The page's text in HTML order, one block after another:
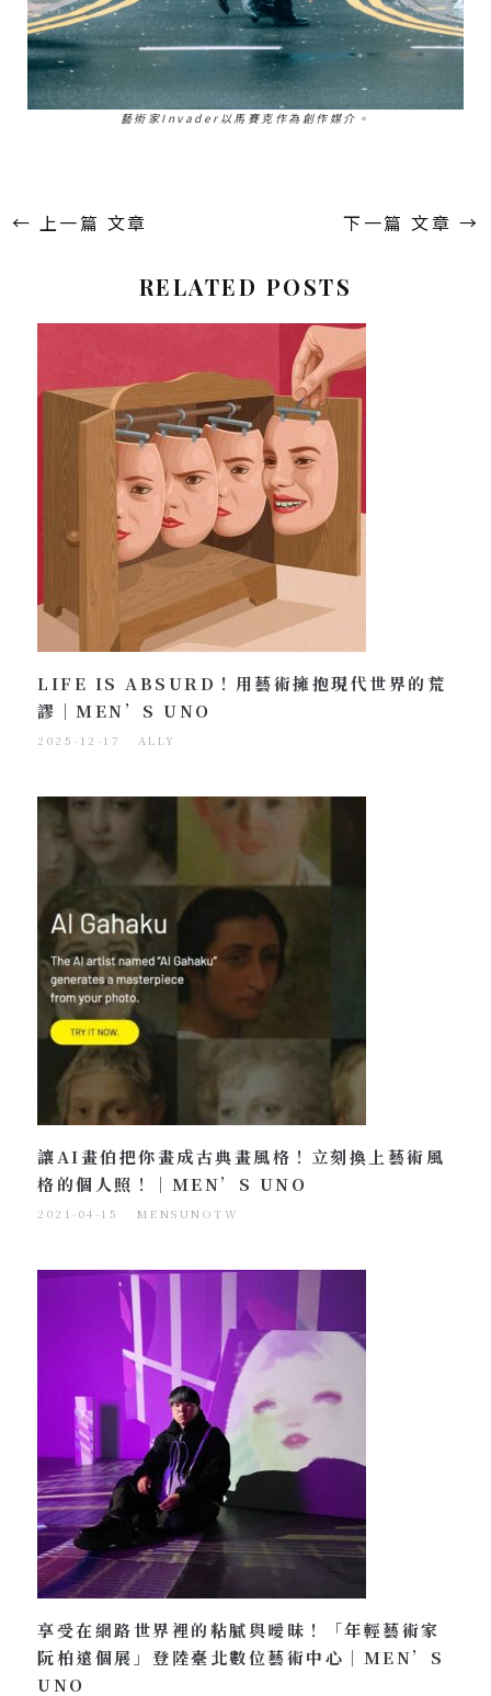
藝術家Invader以馬賽克作為創作媒介。
← 上一篇 文章 下一篇 文章 →
RELATED POSTS
LIFE IS ABSURD！用藝術擁抱現代世界的荒
謬｜MEN’S UNO
2025-12-17 ALLY
讓AI畫伯把你畫成古典畫風格！立刻換上藝術風
格的個人照！｜MEN’S UNO
2021-04-15 MENSUNOTW
享受在網路世界裡的粘膩與曖昧！「年輕藝術家
阮柏遠個展」登陸臺北數位藝術中心｜MEN’S
UNO